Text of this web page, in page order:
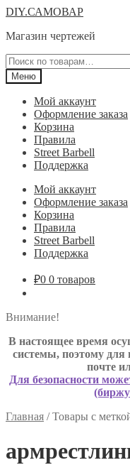
Перейти
навигации
Перейти
содержимому
DIY.САМОВАР
Магазин чертежей
Искать:
Меню
Мой аккаунт
Оформление заказа
Корзина
Правила
Street Barbell
Поддержка
Мой аккаунт
Оформление заказа
Корзина
Правила
Street Barbell
Поддержка
₽0 0 товаров
Внимание!
В настоящее время
системы, поэтому для
почте
Для безопасности
Главная /Товары с